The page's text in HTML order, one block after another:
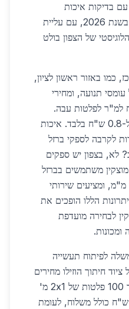
בדיקות איכות
אוטומטיות על כל חלק חתוך. בשנת 2026, עם עליית
היתרון הלוגיסטי של הצפון בולט
כמו באזור ראשון לציון,
עומסי תנועה, ומחירי
עולים על 1.2 ש"ח למ"ר לפלטות עבה.
בקריית מוצקין, מחיר זה יורד ל-0.8 ש"ח בלבד. איכות
לקרבה לספקי ברזל
לא, בצפון יש ספקים
משתמשים בברזל
היתרונות הללו הופכים את
לבחירה מועדפת
הממשלה לפיתוח תעשייה
סובסידיות של 20% על ציוד חיתוך הוזילו מחירים
נוספים. לדוגמה, פרויקט חיתוך 100 פלטות של 2x1 מ'
בקריית מוצקין יעלה 15,000 ש"ח כולל משלוח, לעומת